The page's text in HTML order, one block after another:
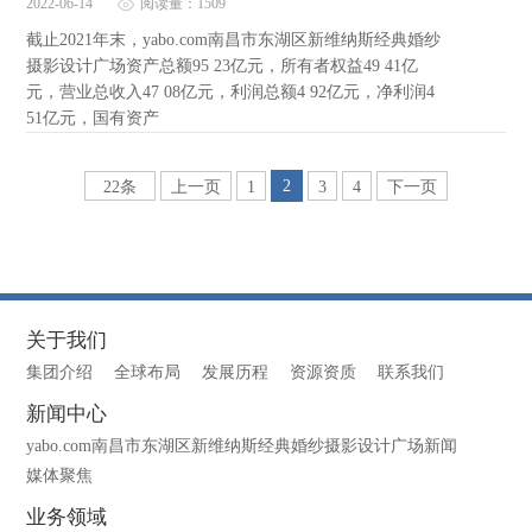
2022-06-14 阅读量：1509
截止2021年末，yabo.com南昌市东湖区新维纳斯经典婚纱
摄影设计广场资产总额95 23亿元，所有者权益49 41亿
元，营业总收入47 08亿元，利润总额4 92亿元，净利润4
51亿元，国有资产
22条 上一页 1 2 3 4 下一页
关于我们
集团介绍 全球布局 发展历程 资源资质 联系我们
新闻中心
yabo.com南昌市东湖区新维纳斯经典婚纱摄影设计广场新闻
媒体聚焦
业务领域